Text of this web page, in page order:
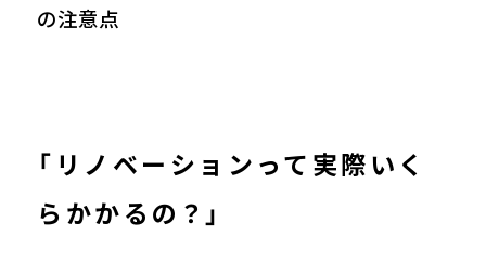
の注意点
「リノベーションって実際いく
らかかるの？」